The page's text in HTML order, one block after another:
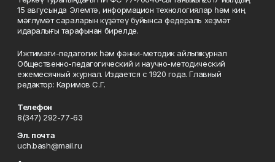
15 авгусында Элемтә, информацион технологиялар һәм киң
мәғлүмәт сараларын күҙәтеү буйынса федераль хеҙмәт
идаралығы тарафынан бирелде.
Ижтимағи-педагогик һәм фәнни-методик айлыҡ журнал
Общественно-педагогический и научно-методический
ежемесячный журнал. Издается с 1920 года. Главный
редактор: Каримов С.Г.
Телефон
8(347) 292-77-63
Эл. почта
uch.bash@mail.ru